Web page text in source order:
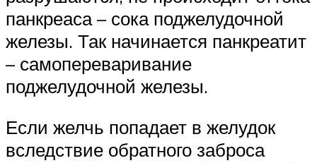
панкреаса – сока поджелудочной
железы. Так начинается панкреатит
– самопереваривание
поджелудочной железы.
Если желчь попадает в желудок
вследствие обратного заброса